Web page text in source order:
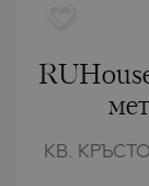
КВ.